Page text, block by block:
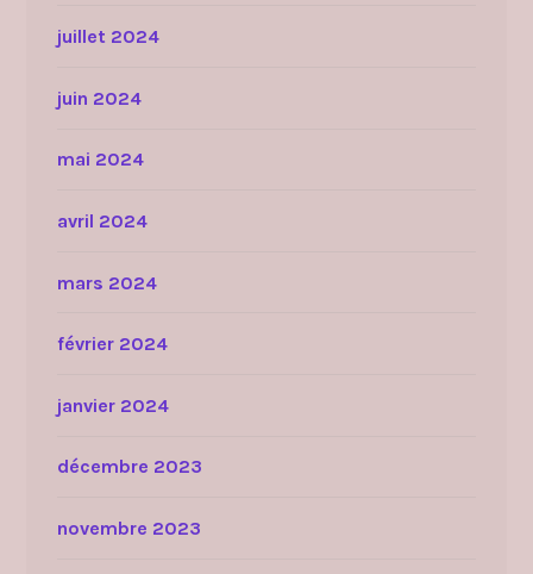
juillet 2024
juin 2024
mai 2024
avril 2024
mars 2024
février 2024
janvier 2024
décembre 2023
novembre 2023